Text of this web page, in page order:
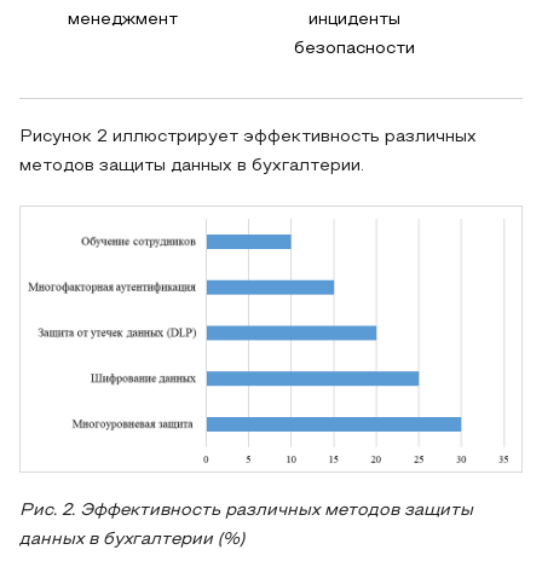
менеджмент
инциденты
безопасности
Рисунок 2 иллюстрирует эффективность различных
методов защиты данных в бухгалтерии.
Рис. 2. Эффективность различных методов защиты
данных в бухгалтерии (%)